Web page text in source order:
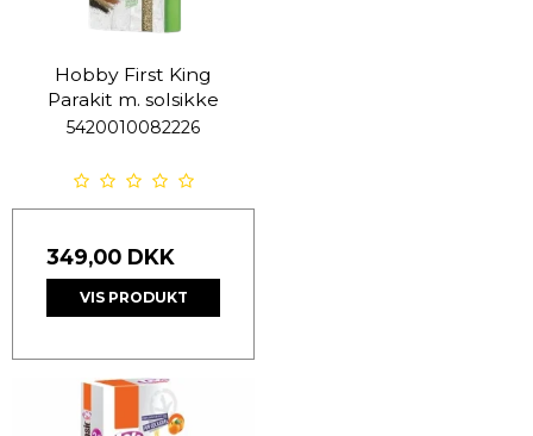
Hobby First King
Parakit m. solsikke
5420010082226
349,00 DKK
VIS PRODUKT